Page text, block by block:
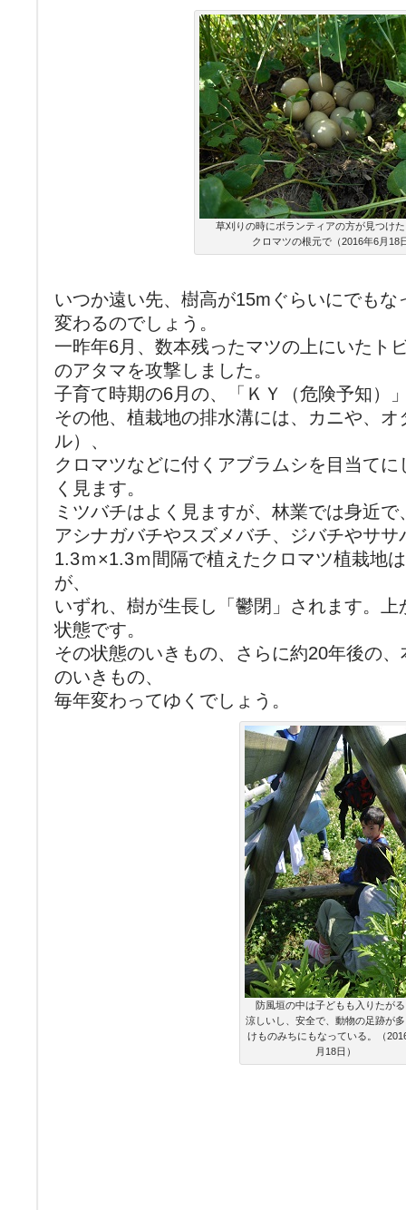
草刈りの時にボランティアの方が見つけ
クロマツの根元で（2016年6月18
いつか遠い先、樹高が15mぐらいにでも
変わるのでしょう。
一昨年6月、数本残ったマツの上にいたト
のアタマを攻撃しました。
子育て時期の6月の、「ＫＹ（危険予知）
その他、植栽地の排水溝には、カニや、
ル）、
クロマツなどに付くアブラムシを目当て
く見ます。
ミツバチはよく見ますが、林業では身近
アシナガバチやスズメバチ、ジバチやサ
1.3ｍ×1.3ｍ間隔で植えたクロマツ植栽地
が、
いずれ、樹が生長し「鬱閉」されます。
状態です。
その状態のいきもの、さらに約20年後の
のいきもの、
毎年変わってゆくでしょう。
防風垣の中は子どもも入りたが
涼しいし、安全で、動物の足跡が
けものみちにもなっている。（
月18日）